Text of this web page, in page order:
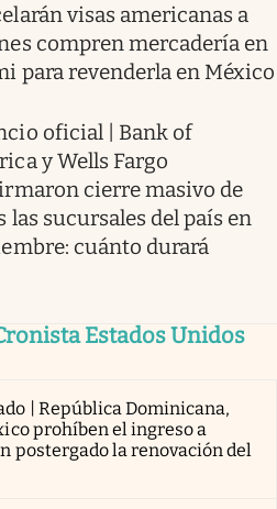
visas americanas a
compren mercadería en
para revenderla en México
oficial | Bank of
y Wells Fargo
cierre masivo de
las sucursales del país en
cuánto durará
Estados Unidos
| República Dominicana,
prohíben el ingreso a
postergado la renovación del